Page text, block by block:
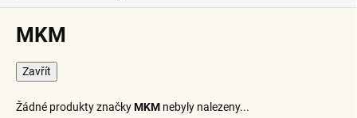
MKM
Zavřít
Žádné produkty značkyMKM nebyly nalezeny...